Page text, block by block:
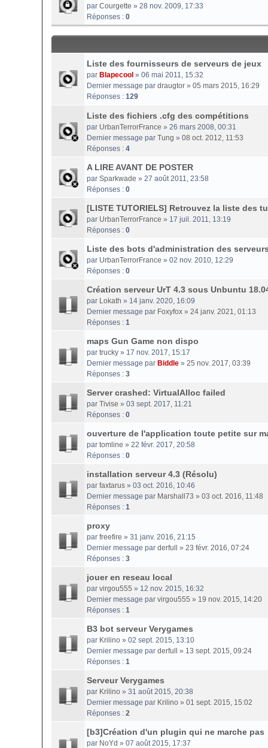
par Courgette » 28 nov. 2009, 17:33
Réponses : 0
Liste des fournisseurs de serveurs de jeux
par Blapecool » 06 mai 2011, 15:32
Dernier message par draugtor » 05 mars 2015, 16:29
Réponses : 129
Liste des fichiers .cfg des compétitions
par UrbanTerrorFrance » 26 mars 2008, 00:31
Dernier message par Tung » 08 oct. 2012, 11:53
Réponses : 4
A LIRE AVANT DE POSTER
par Sparkwade » 27 août 2011, 23:58
Réponses : 0
[LISTE TUTORIELS] Retrouvez la liste des
par UrbanTerrorFrance » 17 juil. 2011, 13:19
Réponses : 0
Liste des bots d'administration des
par UrbanTerrorFrance » 02 nov. 2010, 12:29
Réponses : 0
Création serveur UrT 4.3 sous Unbuntu
par Lokath » 14 janv. 2020, 16:09
Dernier message par Foxyfox » 24 janv. 2021, 01:13
Réponses : 1
maps Gun Game non dispo
par trucky » 17 nov. 2017, 15:17
Dernier message par Biddle » 25 nov. 2017, 03:39
Réponses : 3
Server crashed: VirtualAlloc failed
par Tivise » 03 sept. 2017, 11:21
Réponses : 0
ouverture de l'application toute petite sur
par tomline » 22 févr. 2017, 20:58
Réponses : 0
installation serveur 4.3 (Résolu)
par faxtarus » 03 oct. 2016, 10:46
Dernier message par Marshall73 » 03 oct. 2016, 11:48
Réponses : 1
proxy
par freefire » 31 janv. 2016, 21:15
Dernier message par derfull » 23 févr. 2016, 07:24
Réponses : 3
jouer en reseau local
par virgou555 » 12 nov. 2015, 16:32
Dernier message par virgou555 » 19 nov. 2015, 14:20
Réponses : 1
B3 bot serveur Verygames
par Krilino » 02 sept. 2015, 13:10
Dernier message par derfull » 13 sept. 2015, 09:24
Réponses : 1
Serveur Verygames
par Krilino » 31 août 2015, 20:38
Dernier message par Krilino » 01 sept. 2015, 15:02
Réponses : 2
[b3]Création d'un plugin qui ne marche pas
par NoYd » 07 août 2015, 17:37